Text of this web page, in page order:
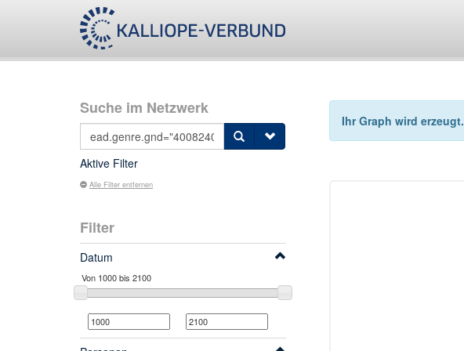
Suche im Netzwerk
Aktive Filter
Alle Filter entfernen
Filter
Datum
Ihr Graph wird erzeugt.